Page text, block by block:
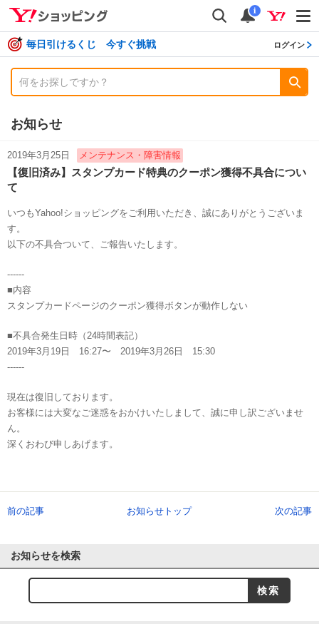
検索
通知
i
毎日引けるくじ 今すぐ挑戦 ログイン
お知らせ
2019年3月25日 メンテナンス・障害情報
【復旧済み】スタンプカード特典のクーポン獲得不具合につい
て
いつもYahoo!ショッピングをご利用いただき、誠にありがとうございま
す。
以下の不具合ついて、ご報告いたします。
------
■内容
スタンプカードページのクーポン獲得ボタンが動作しない
■不具合発生日時（24時間表記）
2019年3月19日 16:27〜 2019年3月26日 15:30
------
現在は復旧しております。
お客様には大変なご迷惑をおかけいたしまして、誠に申し訳ございませ
ん。
深くおわび申しあげます。
前の記事 お知らせトップ 次の記事
お知らせを検索